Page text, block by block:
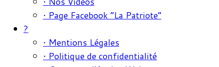
• Page Facebook “La Patriote”
?
• Mentions Légales
• Politique de confidentialité